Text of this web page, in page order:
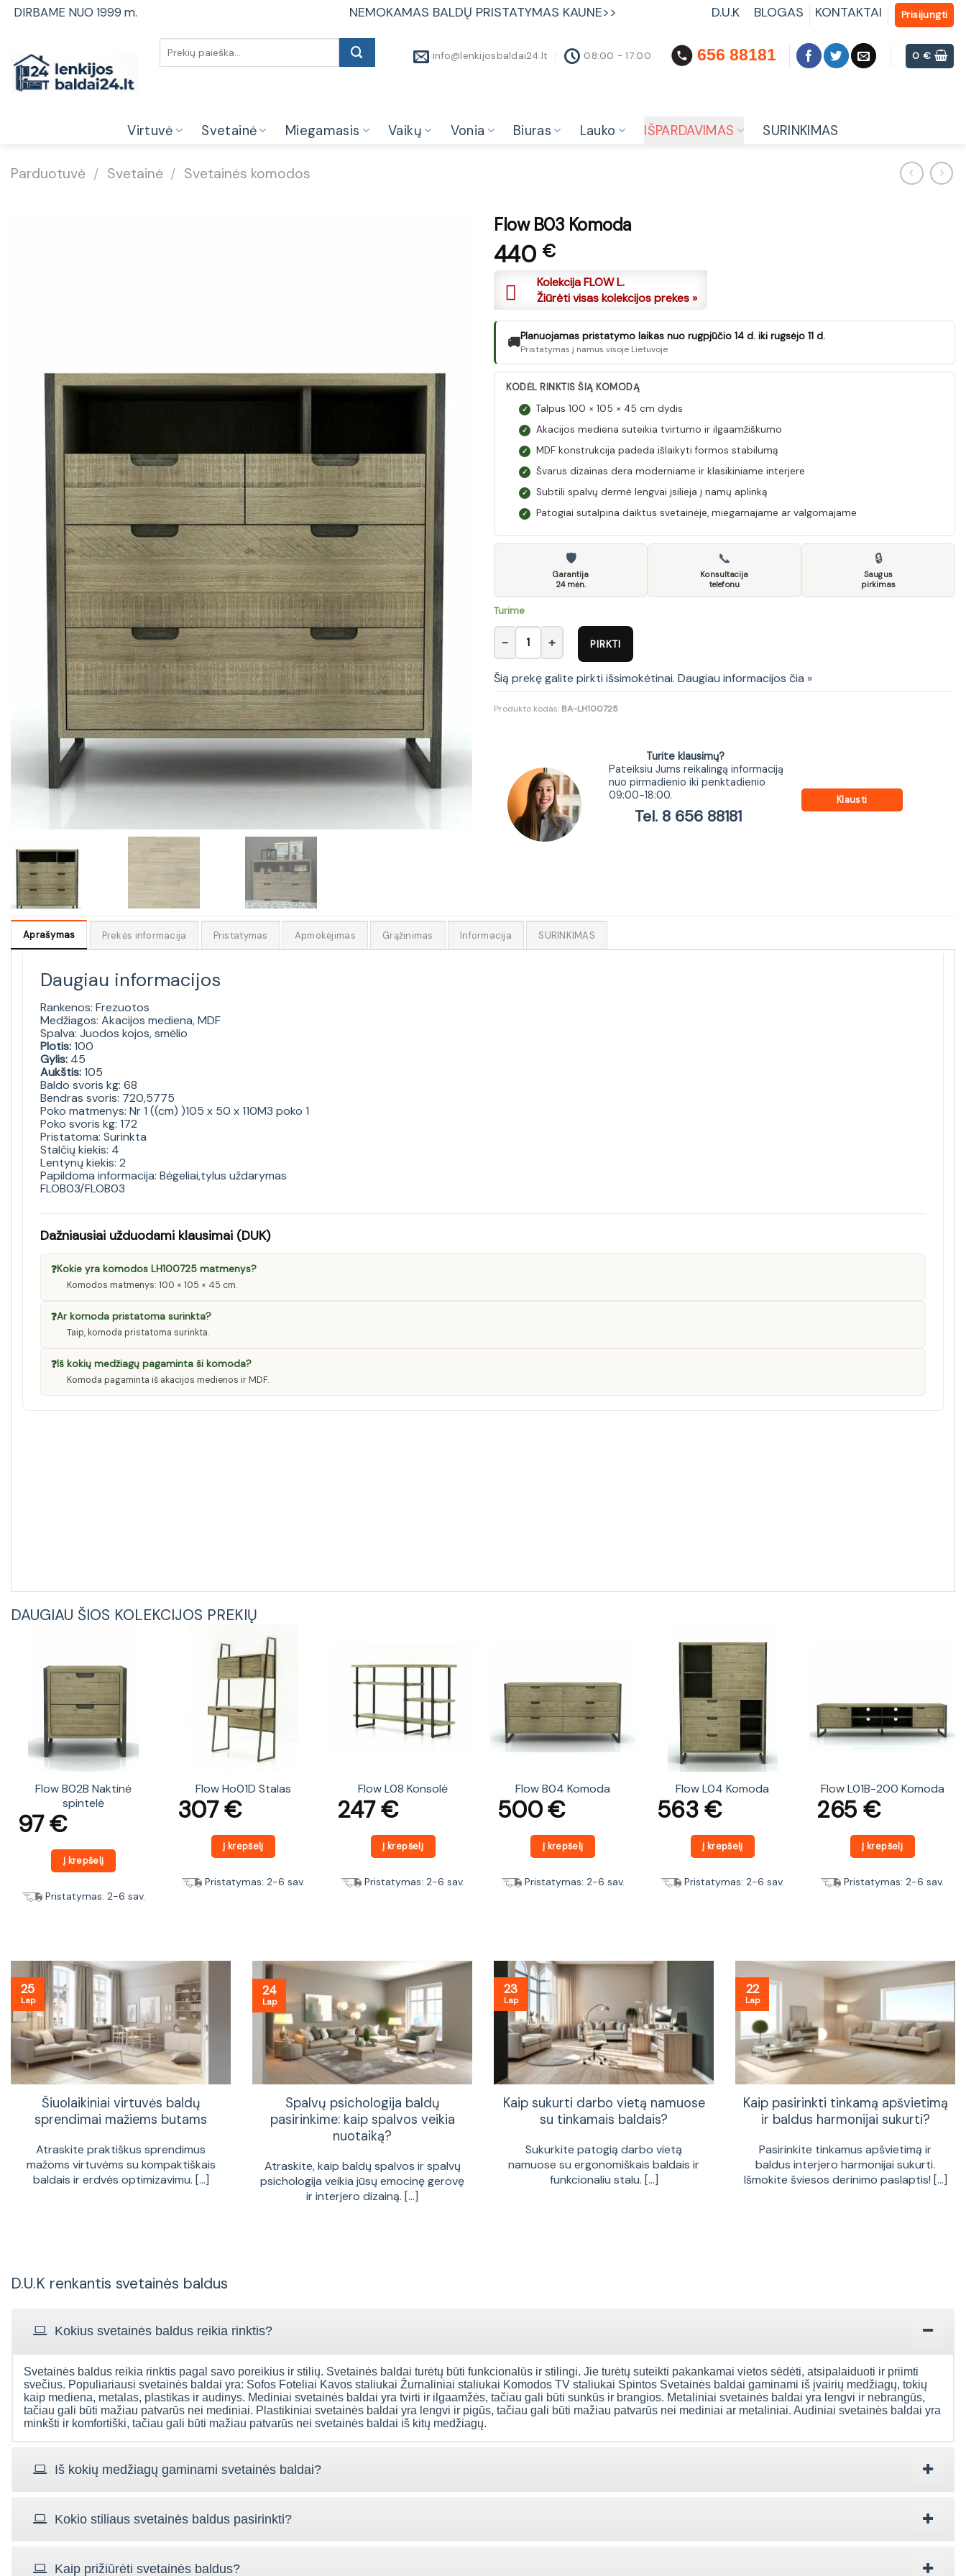
SkipDIRBAME NUO 1999 m. NEMOKAMAS BALDŲ PRISTATYMAS KAUNE>> D.U.K BLOGAS KONTAKTAI Prisijungti
info@lenkijosbaldai24.lt
08:00 - 17:00 656 88181 0€
Virtuvė Svetainė Miegamasis Vaikų Vonia Biuras Lauko IŠPARDAVIMAS SURINKIMAS
Parduotuvė / Svetainė / Svetainės komodos
Flow B03 Komoda
440 €
Kolekcija FLOW L.
Žiūrėti visas kolekcijos prekes »
🚚Planuojamas pristatymo laikas nuo rugpjūčio 14 d. iki rugsėjo 11 d.
Pristatymas į namus visoje Lietuvoje
KODĖL RINKTIS ŠIĄ KOMODĄ
✓ Talpus 100 × 105 × 45 cm dydis
✓ Akacijos mediena suteikia tvirtumo ir ilgaamžiškumo
✓ MDF konstrukcija padeda išlaikyti formos stabilumą
✓ Švarus dizainas dera moderniame ir klasikiniame interjere
✓ Subtili spalvų dermė lengvai įsilieja į namų aplinką
✓ Patogiai sutalpina daiktus svetainėje, miegamajame ar valgomajame
🛡
Garantija
24 mėn.
📞
Konsultacija
telefonu
🔒
Saugus
pirkimas
Turime
produkto kiekis: Flow B03 Komoda
PIRKTI
Šią prekę galite pirkti išsimokėtinai. Daugiau informacijos čia »
Produkto kodas: BA-LH100725
Turite klausimų?
Pateiksiu Jums reikalingą informaciją
nuo pirmadienio iki penktadienio
09:00-18:00.
Tel. 8 656 88181
Klausti
Aprašymas Prekės informacija Pristatymas Apmokėjimas Grąžinimas Informacija SURINKIMAS
Daugiau informacijos
Rankenos: Frezuotos
Medžiagos: Akacijos mediena, MDF
Spalva: Juodos kojos, smėlio
Plotis:100
Gylis: 45
Aukštis:105
Baldo svoris kg: 68
Bendras svoris: 720,5775
Poko matmenys: Nr 1 ((cm) )105 x 50 x 110M3 poko 1
Poko svoris kg: 172
Pristatoma: Surinkta
Stalčių kiekis: 4
Lentynų kiekis: 2
Papildoma informacija: Bėgeliai,tylus uždarymas
FLOB03/FLOB03
Dažniausiai užduodami klausimai (DUK)
❓Kokie yra komodos LH100725 matmenys?
Komodos matmenys: 100 × 105 × 45 cm.
❓Ar komoda pristatoma surinkta?
Taip, komoda pristatoma surinkta.
❓Iš kokių medžiagų pagaminta ši komoda?
Komoda pagaminta iš akacijos medienos ir MDF.
DAUGIAU ŠIOS KOLEKCIJOS PREKIŲ
Flow B02B Naktinė
spintelė
97€
Į krepšelį
Pristatymas: 2-6 sav.
Flow Ho01D Stalas
307€
Į krepšelį
Pristatymas: 2-6 sav.
Flow L08 Konsolė
247€
Į krepšelį
Pristatymas: 2-6 sav.
Flow B04 Komoda
500€
Į krepšelį
Pristatymas: 2-6 sav.
Flow L04 Komoda
563€
Į krepšelį
Pristatymas: 2-6 sav.
Flow L01B-200 Komoda
265€
Į krepšelį
Pristatymas: 2-6 sav.
Šiuolaikiniai virtuvės baldų
sprendimai mažiems butams
Atraskite praktiškus sprendimus
mažoms virtuvėms su kompaktiškais
baldais ir erdvės optimizavimu. [...]
25
Lap
Spalvų psichologija baldų
pasirinkime: kaip spalvos veikia
nuotaiką?
Atraskite, kaip baldų spalvos ir spalvų
psichologija veikia jūsų emocinę gerovę
ir interjero dizainą. [...]
24
Lap
Kaip sukurti darbo vietą namuose
su tinkamais baldais?
Sukurkite patogią darbo vietą
namuose su ergonomiškais baldais ir
funkcionaliu stalu. [...]
23
Lap
Kaip pasirinkti tinkamą apšvietimą
ir baldus harmonijai sukurti?
Pasirinkite tinkamus apšvietimą ir
baldus interjero harmonijai sukurti.
Išmokite šviesos derinimo paslaptis! [...]
22
Lap
D.U.K renkantis svetainės baldus
Kokius svetainės baldus reikia rinktis?
Svetainės baldus reikia rinktis pagal savo poreikius ir stilių. Svetainės baldai turėtų būti funkcionalūs ir stilingi. Jie turėtų suteikti pakankamai vietos sėdėti, atsipalaiduoti ir priimti
svečius. Populiariausi svetainės baldai yra: Sofos Foteliai Kavos staliukai Žurnaliniai staliukai Komodos TV staliukai Spintos Svetainės baldai gaminami iš įvairių medžiagų, tokių
kaip mediena, metalas, plastikas ir audinys. Mediniai svetainės baldai yra tvirti ir ilgaamžės, tačiau gali būti sunkūs ir brangios. Metaliniai svetainės baldai yra lengvi ir nebrangūs,
tačiau gali būti mažiau patvarūs nei mediniai. Plastikiniai svetainės baldai yra lengvi ir pigūs, tačiau gali būti mažiau patvarūs nei mediniai ar metaliniai. Audiniai svetainės baldai yra
minkšti ir komfortiški, tačiau gali būti mažiau patvarūs nei svetainės baldai iš kitų medžiagų.
Iš kokių medžiagų gaminami svetainės baldai?
Kokio stiliaus svetainės baldus pasirinkti?
Kaip prižiūrėti svetainės baldus?